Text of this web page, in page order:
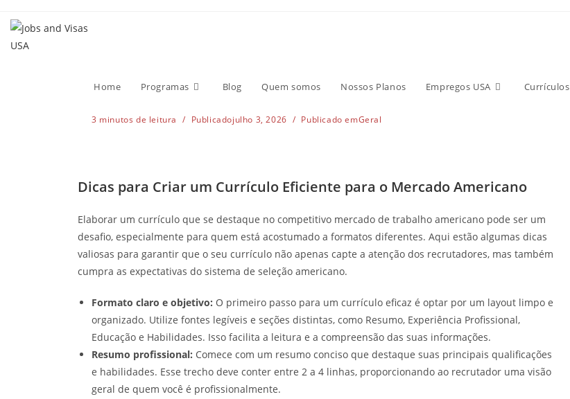
Home Programas Blog Quem somos Nossos Planos Empregos USA Currículos
Mercado Americano
3 minutos de leitura Publicadojulho 3, 2026 Publicado emGeral
Dicas para Criar um Currículo Eficiente para o Mercado Americano
Elaborar um currículo que se destaque no competitivo mercado de trabalho americano pode ser um
desafio, especialmente para quem está acostumado a formatos diferentes. Aqui estão algumas dicas
valiosas para garantir que o seu currículo não apenas capte a atenção dos recrutadores, mas também
cumpra as expectativas do sistema de seleção americano.
Formato claro e objetivo: O primeiro passo para um currículo eficaz é optar por um layout limpo e
organizado. Utilize fontes legíveis e seções distintas, como Resumo, Experiência Profissional,
Educação e Habilidades. Isso facilita a leitura e a compreensão das suas informações.
Resumo profissional: Comece com um resumo conciso que destaque suas principais qualificações
e habilidades. Esse trecho deve conter entre 2 a 4 linhas, proporcionando ao recrutador uma visão
geral de quem você é profissionalmente.